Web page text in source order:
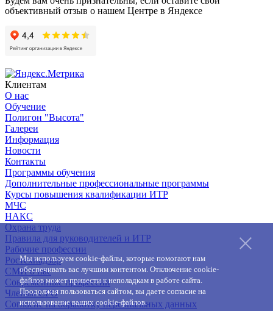
объективный отзыв о нашем Центре в Яндексе
Клиентам
О нас
Обучение
Полигон "Высота"
Галереи
Информация
Новости
Контакты
Программы обучения
Дополнительные профессиональные программы
Курсы повышения квалификации ИТР
МЧС
НАКС
Охрана труда
Правила для руководителей и ИТР
Рабочие профессии
Ростехнадзор
СМИ о нас
Современные профессии
Членам СРО
Согласие на обработку персональных данных
Мы используем cookie-файлы, которые помогают нам
обеспечивать вас лучшим контентом. Отключение cookie-
файлов может привести к неполадкам в работе сайта.
Продолжая пользоваться сайтом, вы даете согласие на
использование ваших cookie-файлов.